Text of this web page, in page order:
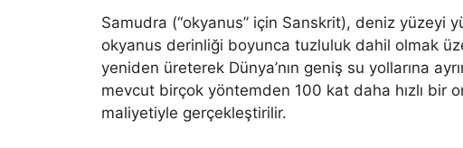
Samudra (“okyanus” için Sanskrit), deniz yüzeyi
okyanus derinliği boyunca tuzluluk dahil olmak
yeniden üreterek Dünya’nın geniş su yollarına
mevcut birçok yöntemden 100 kat daha hızlı bir
maliyetiyle gerçekleştirilir.